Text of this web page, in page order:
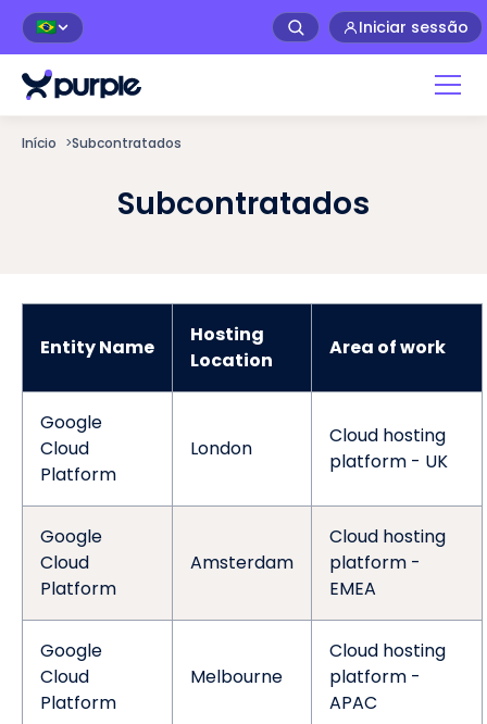
🇧🇷 Iniciar sessão
Início >Subcontratados
Subcontratados
Entity Name
Hosting
Location
Area of work
Google
Cloud
Platform
London
Cloud hosting
platform - UK
Google
Cloud
Platform
Amsterdam
Cloud hosting
platform -
EMEA
Google
Cloud
Platform
Melbourne
Cloud hosting
platform -
APAC